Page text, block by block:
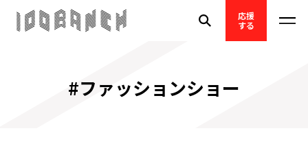
応援
する
#ファッションショー